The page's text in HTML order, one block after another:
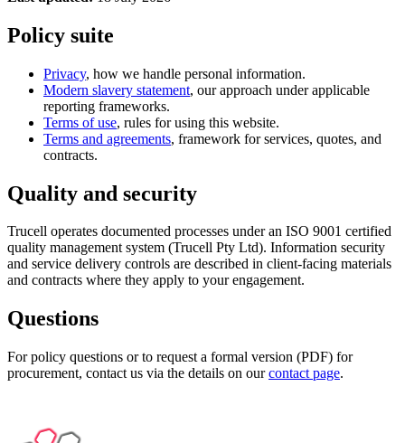
Policy suite
Privacy, how we handle personal information.
Modern slavery statement, our approach under applicable
reporting frameworks.
Terms of use, rules for using this website.
Terms and agreements, framework for services, quotes, and
contracts.
Quality and security
Trucell operates documented processes under an ISO 9001 certified
quality management system (Trucell Pty Ltd). Information security
and service delivery controls are described in client-facing materials
and contracts where they apply to your engagement.
Questions
For policy questions or to request a formal version (PDF) for
procurement, contact us via the details on ourcontact page.